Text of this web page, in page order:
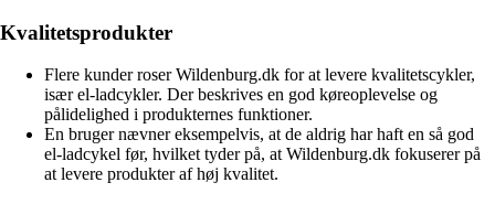
Kvalitetsprodukter
Flere kunder roser Wildenburg.dk for at levere kvalitetscykler,
især el-ladcykler. Der beskrives en god køreoplevelse og
pålidelighed i produkternes funktioner.
En bruger nævner eksempelvis, at de aldrig har haft en så god
el-ladcykel før, hvilket tyder på, at Wildenburg.dk fokuserer på
at levere produkter af høj kvalitet.